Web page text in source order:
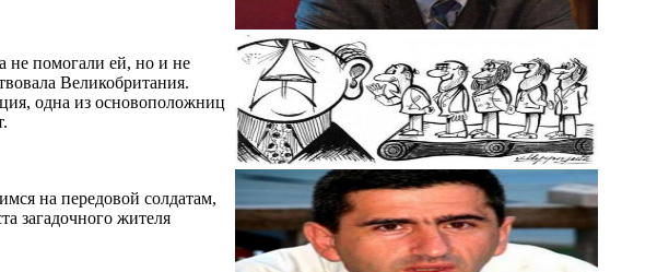
не помогали ей, но и не
Великобритания.
одна из основоположниц
на передовой солдатам,
загадочного жителя